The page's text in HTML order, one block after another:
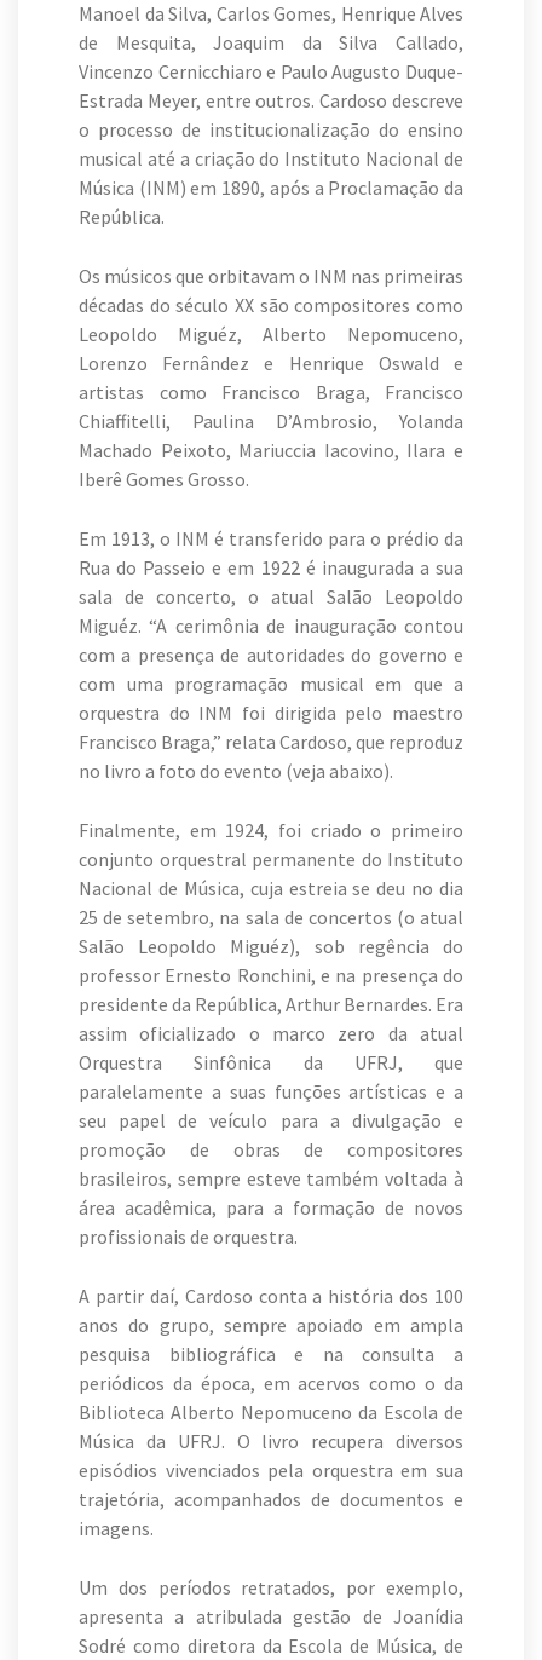
Manoel da Silva, Carlos Gomes, Henrique Alves
de Mesquita, Joaquim da Silva Callado,
Vincenzo Cernicchiaro e Paulo Augusto Duque-
Estrada Meyer, entre outros. Cardoso descreve
o processo de institucionalização do ensino
musical até a criação do Instituto Nacional de
Música (INM) em 1890, após a Proclamação da
República.
Os músicos que orbitavam o INM nas primeiras
décadas do século XX são compositores como
Leopoldo Miguéz, Alberto Nepomuceno,
Lorenzo Fernândez e Henrique Oswald e
artistas como Francisco Braga, Francisco
Chiaffitelli, Paulina D’Ambrosio, Yolanda
Machado Peixoto, Mariuccia Iacovino, Ilara e
Iberê Gomes Grosso.
Em 1913, o INM é transferido para o prédio da
Rua do Passeio e em 1922 é inaugurada a sua
sala de concerto, o atual Salão Leopoldo
Miguéz. “A cerimônia de inauguração contou
com a presença de autoridades do governo e
com uma programação musical em que a
orquestra do INM foi dirigida pelo maestro
Francisco Braga,” relata Cardoso, que reproduz
no livro a foto do evento (veja abaixo).
Finalmente, em 1924, foi criado o primeiro
conjunto orquestral permanente do Instituto
Nacional de Música, cuja estreia se deu no dia
25 de setembro, na sala de concertos (o atual
Salão Leopoldo Miguéz), sob regência do
professor Ernesto Ronchini, e na presença do
presidente da República, Arthur Bernardes. Era
assim oficializado o marco zero da atual
Orquestra Sinfônica da UFRJ, que
paralelamente a suas funções artísticas e a
seu papel de veículo para a divulgação e
promoção de obras de compositores
brasileiros, sempre esteve também voltada à
área acadêmica, para a formação de novos
profissionais de orquestra.
A partir daí, Cardoso conta a história dos 100
anos do grupo, sempre apoiado em ampla
pesquisa bibliográfica e na consulta a
periódicos da época, em acervos como o da
Biblioteca Alberto Nepomuceno da Escola de
Música da UFRJ. O livro recupera diversos
episódios vivenciados pela orquestra em sua
trajetória, acompanhados de documentos e
imagens.
Um dos períodos retratados, por exemplo,
apresenta a atribulada gestão de Joanídia
Sodré como diretora da Escola de Música, de